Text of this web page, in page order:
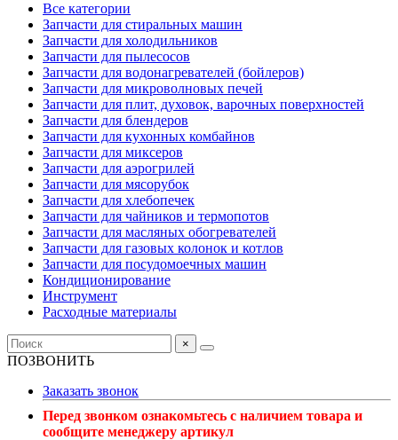
Все категории
Запчасти для стиральных машин
Запчасти для холодильников
Запчасти для пылесосов
Запчасти для водонагревателей (бойлеров)
Запчасти для микроволновых печей
Запчасти для плит, духовок, варочных поверхностей
Запчасти для блендеров
Запчасти для кухонных комбайнов
Запчасти для миксеров
Запчасти для аэрогрилей
Запчасти для мясорубок
Запчасти для хлебопечек
Запчасти для чайников и термопотов
Запчасти для масляных обогревателей
Запчасти для газовых колонок и котлов
Запчасти для посудомоечных машин
Кондиционирование
Инструмент
Расходные материалы
×
ПОЗВОНИТЬ
Заказать звонок
Перед звонком ознакомьтесь с наличием товара и
сообщите менеджеру артикул